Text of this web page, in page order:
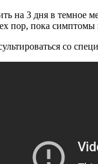
на 3 дня в темное
пор, пока симптомы
со